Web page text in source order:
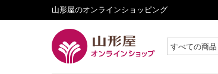
山形屋のオンラインショッピング